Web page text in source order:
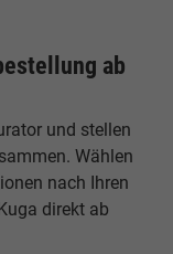
ab
und stellen
Wählen
nach Ihren
direkt ab